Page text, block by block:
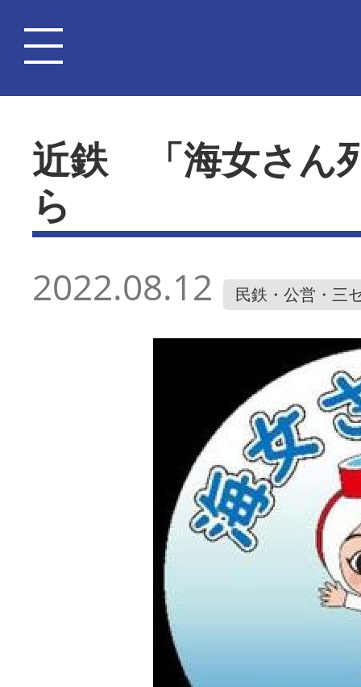
近鉄 「海女さん
ら
2022.08.12 民鉄・公営・三